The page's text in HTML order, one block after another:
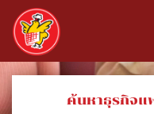
ค้นหาธุรกิจแ